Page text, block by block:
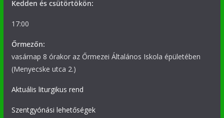
Kedden és csütörtökön:
17:00
Őrmezőn:
vasárnap 8 órakor az Őrmezei Általános Iskola épületében
(Menyecske utca 2.)
Aktuális liturgikus rend
Szentgyónási lehetőségek